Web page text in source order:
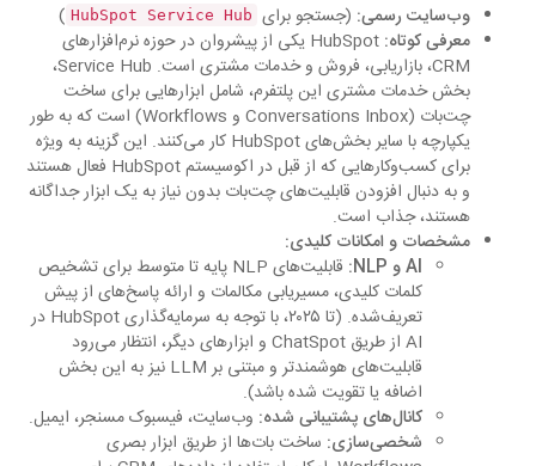
وب‌سایت رسمی: (جستجو برای HubSpot Service Hub
)
معرفی کوتاه:
HubSpot یکی از پیشروان در حوزه نرم‌افزارهای
CRM، بازاریابی، فروش و خدمات مشتری است. Service Hub،
بخش خدمات مشتری این پلتفرم، شامل ابزارهایی برای ساخت
چت‌بات (Conversations Inbox و Workflows) است که به طور
یکپارچه با سایر بخش‌های HubSpot کار می‌کنند. این گزینه به ویژه
برای کسب‌وکارهایی که از قبل در اکوسیستم HubSpot فعال هستند
و به دنبال افزودن قابلیت‌های چت‌بات بدون نیاز به یک ابزار جداگانه
هستند، جذاب است.
مشخصات و امکانات کلیدی:
AI و NLP:
قابلیت‌های NLP پایه تا متوسط برای تشخیص
کلمات کلیدی، مسیریابی مکالمات و ارائه پاسخ‌های از پیش
تعریف‌شده. (تا ۲۰۲۵، با توجه به سرمایه‌گذاری HubSpot در
AI از طریق ChatSpot و ابزارهای دیگر، انتظار می‌رود
قابلیت‌های هوشمندتر و مبتنی بر LLM نیز به این بخش
اضافه یا تقویت شده باشد).
کانال‌های پشتیبانی شده: وب‌سایت، فیسبوک مسنجر، ایمیل.
شخصی‌سازی: ساخت بات‌ها از طریق ابزار بصری